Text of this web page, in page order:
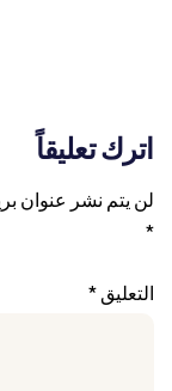
اترك تعليقاً
لن يتم نشر عنوان
*
التعليق*